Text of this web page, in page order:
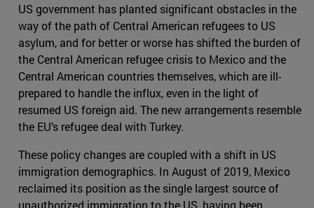
US government has planted significant obstacles in the
way of the path of Central American refugees to US
asylum, and for better or worse has shifted the burden of
the Central American refugee crisis to Mexico and the
Central American countries themselves, which are ill-
prepared to handle the influx, even in the light of
resumed US foreign aid. The new arrangements resemble
the EU’s refugee deal with Turkey.
These policy changes are coupled with a shift in US
immigration demographics. In August of 2019, Mexico
reclaimed its position as the single largest source of
unauthorized immigration to the US, having been